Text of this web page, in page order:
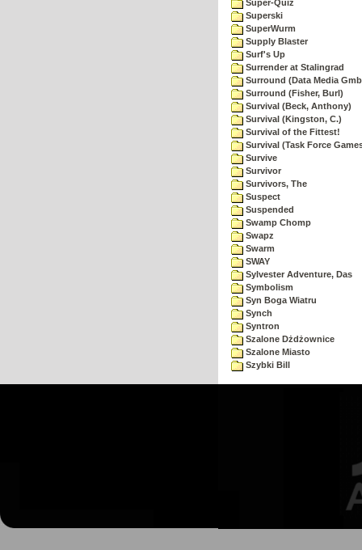
Super-Quiz
Superski
SuperWurm
Supply Blaster
Surf's Up
Surrender at Stalingrad
Surround (Data Media
Surround (Fisher, Burl)
Survival (Beck, Anthony)
Survival (Kingston, C.)
Survival of the Fittest!
Survival (Task Force
Survive
Survivor
Survivors, The
Suspect
Suspended
Swamp Chomp
Swapz
Swarm
SWAY
Sylvester Adventure, Das
Symbolism
Syn Boga Wiatru
Synch
Syntron
Szalone Dżdżownice
Szalone Miasto
Szybki Bill